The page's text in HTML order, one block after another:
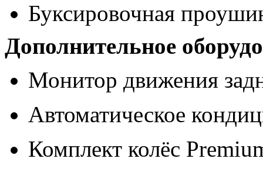
Буксировочная
Дополнительное
Монитор движения
Автоматическое
Комплект колёс